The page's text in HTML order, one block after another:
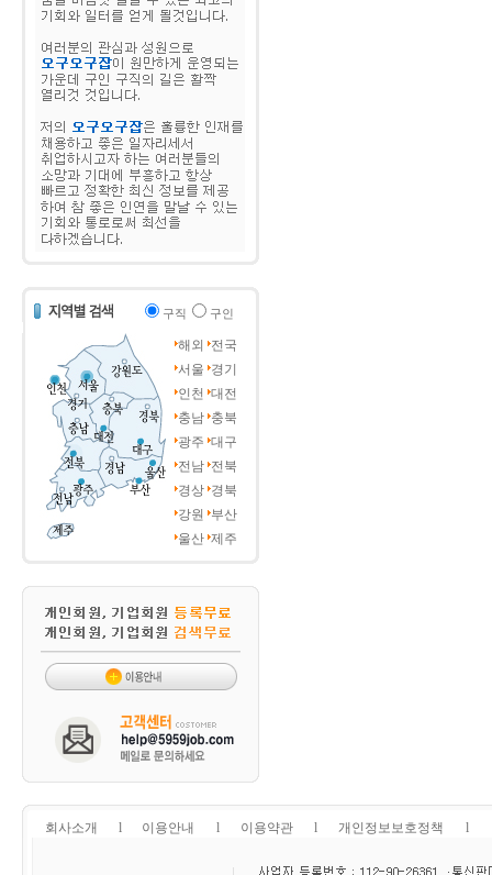
구직 구인
해외
전국
서울 경기
인천 대전
충남 충북
광주 대구
전남 전북
경상 경북
강원
부산
울산 제주
회사소개 l 이용안내 l 이용약관 l 개인정보보호정책 l